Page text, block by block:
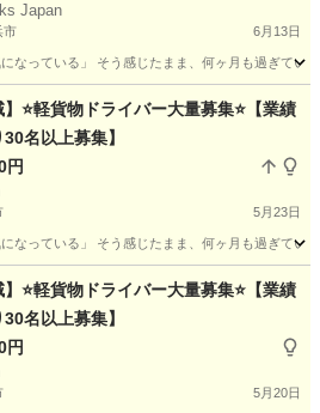
Japan
市 6月13日
になっている」 そう感じたまま、何ヶ月も過ぎて
貨物
】⭐軽貨物ドライバー大量募集⭐【業績
名以上募集】
円
5月23日
になっている」 そう感じたまま、何ヶ月も過ぎて
貨物
】⭐軽貨物ドライバー大量募集⭐【業績
名以上募集】
円
5月20日